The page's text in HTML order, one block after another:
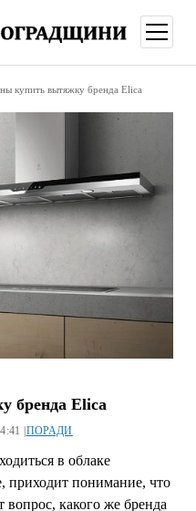
меню
купить вытяжку бренда Elica
бренда Elica
|ПОРАДИ
в облаке
приходит понимание, что
вопрос, какого же бренда